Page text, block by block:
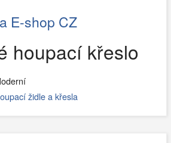
E-shop CZ
houpací křeslo
židle a křesla